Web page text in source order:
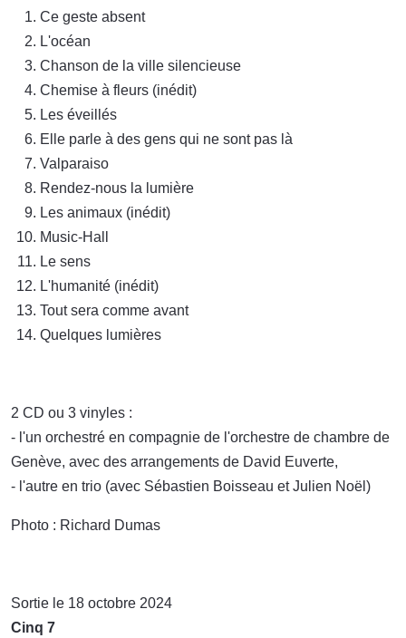
Ce geste absent
L'océan
Chanson de la ville silencieuse
Chemise à fleurs (inédit)
Les éveillés
Elle parle à des gens qui ne sont pas là
Valparaiso
Rendez-nous la lumière
Les animaux (inédit)
Music-Hall
Le sens
L'humanité (inédit)
Tout sera comme avant
Quelques lumières
2 CD ou 3 vinyles :
- l'un orchestré en compagnie de l'orchestre de chambre de
Genève, avec des arrangements de David Euverte,
- l'autre en trio (avec Sébastien Boisseau et Julien Noël)
Photo : Richard Dumas
Sortie le 18 octobre 2024
Cinq 7